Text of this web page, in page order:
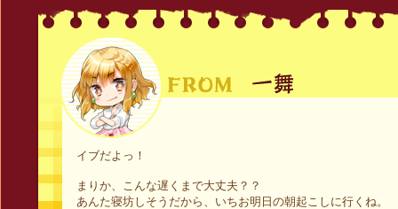
イブだよっ！
まりか、こんな遅くまで大丈夫？？
あんた寝坊しそうだから、いちお明日の朝起こしに行くね。